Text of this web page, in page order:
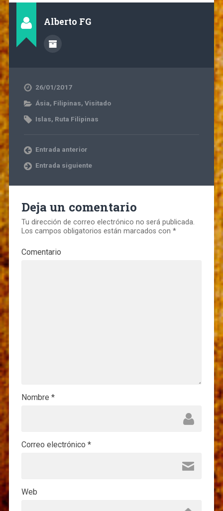
Alberto FG
26/01/2017
Ásia, Filipinas, Visitado
Islas, Ruta Filipinas
Entrada anterior
Entrada siguiente
Deja un comentario
Tu dirección de correo electrónico no será publicada.
Los campos obligatorios están marcados con *
Comentario
Nombre *
Correo electrónico *
Web